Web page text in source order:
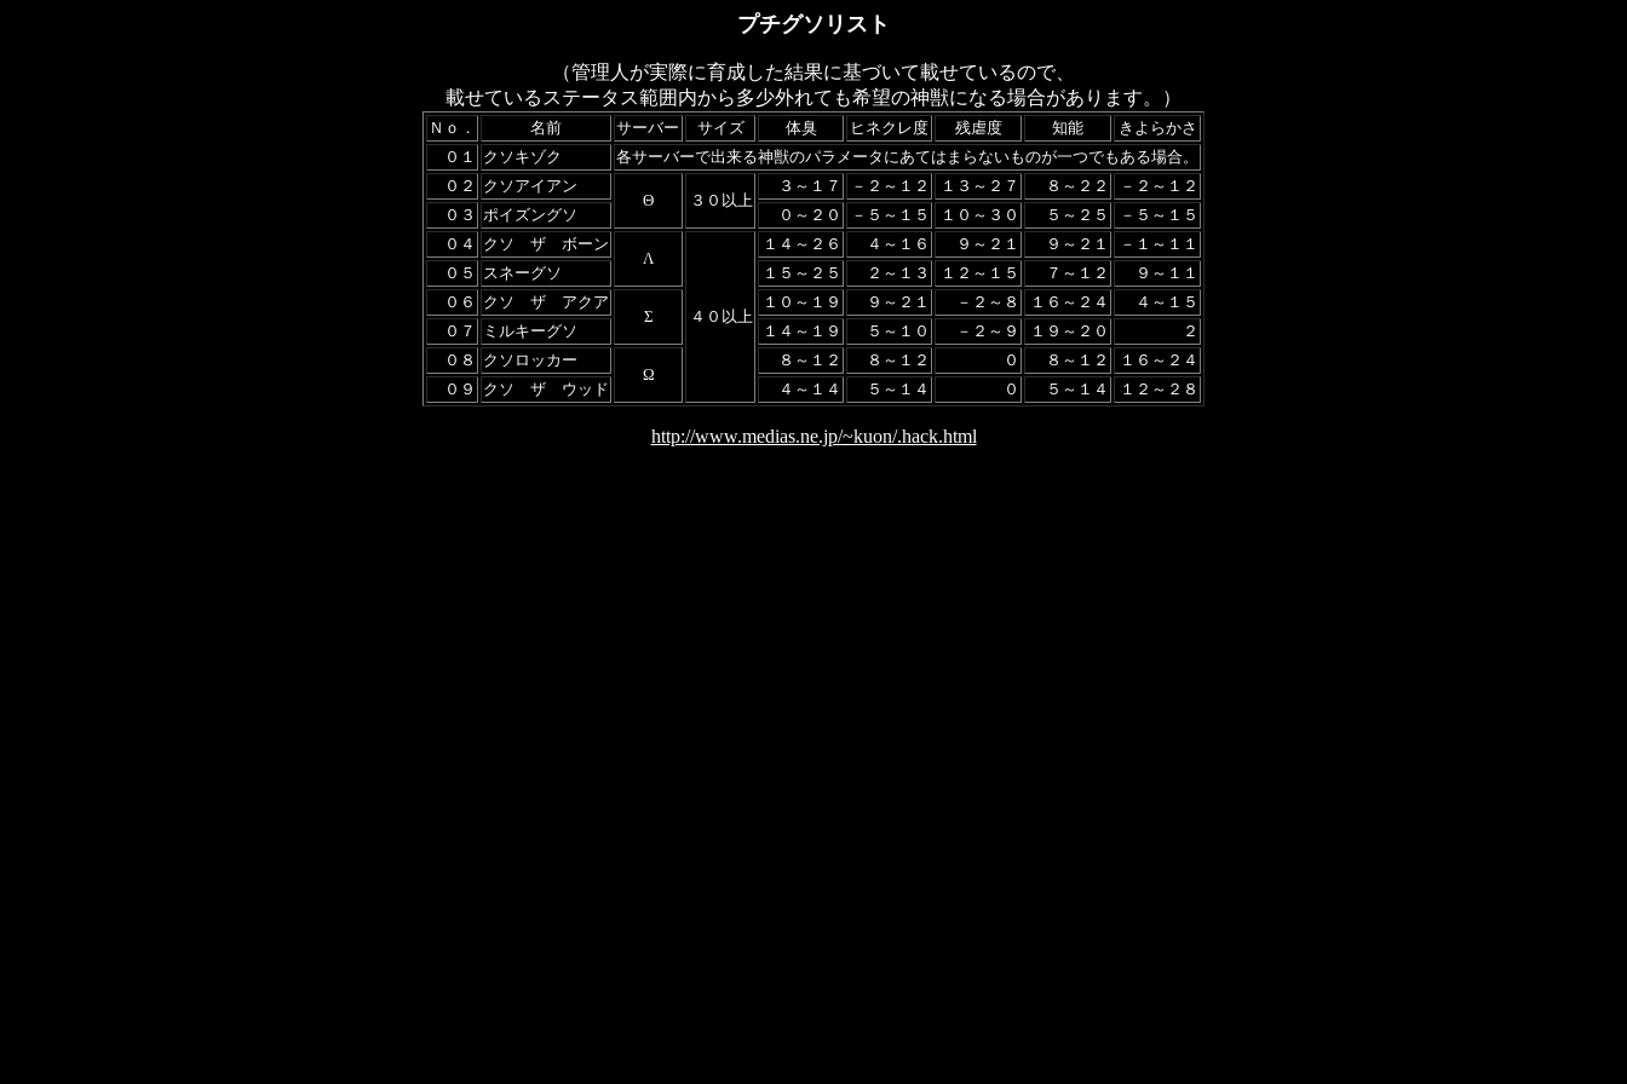
プチグソリスト
（管理人が実際に育成した結果に基づいて載せているので、
載せているステータス範囲内から多少外れても希望の神獣になる場合があります。）
Ｎｏ． 名前 サーバー サイズ 体臭 ヒネクレ度 残虐度 知能
きよらかさ
０１
クソキゾク
各サーバーで出来る神獣のパラメータにあてはまらないものが一つでもある場合。
０２
クソアイアン
Θ
３０以上
３～１７ －２～１２ １３～２７ ８～２２
－２～１２
０３ ポイズングソ ０～２０ －５～１５ １０～３０ ５～２５
－５～１５
０４
クソ ザ ボーン
Λ
４０以上
１４～２６ ４～１６ ９～２１ ９～２１
－１～１１
０５
スネーグソ １５～２５ ２～１３ １２～１５ ７～１２
９～１１
０６
クソ ザ アクア
Σ
１０～１９ ９～２１ －２～８ １６～２４
４～１５
０７
ミルキーグソ １４～１９ ５～１０ －２～９ １９～２０
２
０８
クソロッカー
Ω
８～１２ ８～１２ ０ ８～１２
１６～２４
０９
クソ ザ ウッド ４～１４ ５～１４ ０ ５～１４ １２～２８
http://www.medias.ne.jp/~kuon/.hack.html